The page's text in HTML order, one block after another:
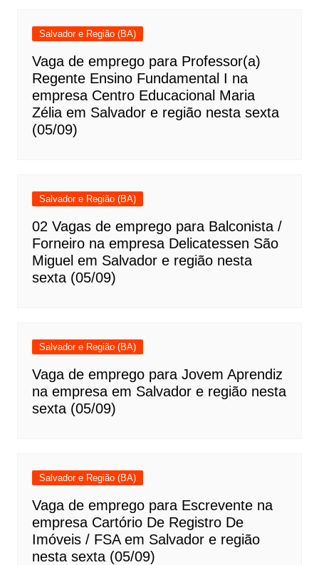
Salvador e Região (BA)
Vaga de emprego para Professor(a)
Regente Ensino Fundamental I na
empresa Centro Educacional Maria
Zélia em Salvador e região nesta sexta
(05/09)
Salvador e Região (BA)
02 Vagas de emprego para Balconista /
Forneiro na empresa Delicatessen São
Miguel em Salvador e região nesta
sexta (05/09)
Salvador e Região (BA)
Vaga de emprego para Jovem Aprendiz
na empresa em Salvador e região nesta
sexta (05/09)
Salvador e Região (BA)
Vaga de emprego para Escrevente na
empresa Cartório De Registro De
Imóveis / FSA em Salvador e região
nesta sexta (05/09)